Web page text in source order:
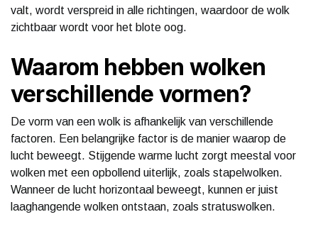
valt, wordt verspreid in alle richtingen, waardoor de wolk
zichtbaar wordt voor het blote oog.
Waarom hebben wolken
verschillende vormen?
De vorm van een wolk is afhankelijk van verschillende
factoren. Een belangrijke factor is de manier waarop de
lucht beweegt. Stijgende warme lucht zorgt meestal voor
wolken met een opbollend uiterlijk, zoals stapelwolken.
Wanneer de lucht horizontaal beweegt, kunnen er juist
laaghangende wolken ontstaan, zoals stratuswolken.